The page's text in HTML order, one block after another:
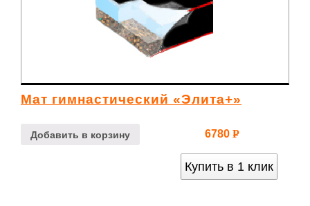
Мат гимнаcтичеcкий «Элита+»
Добавить в корзину 6780 Р
Купить в 1 клик